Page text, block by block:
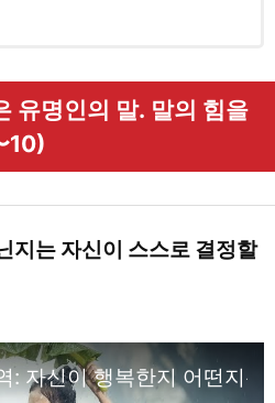
유명인의 말. 말의 힘을
10)
지는 자신이 스스로 결정할
: 자신이 행복한지 어떤지